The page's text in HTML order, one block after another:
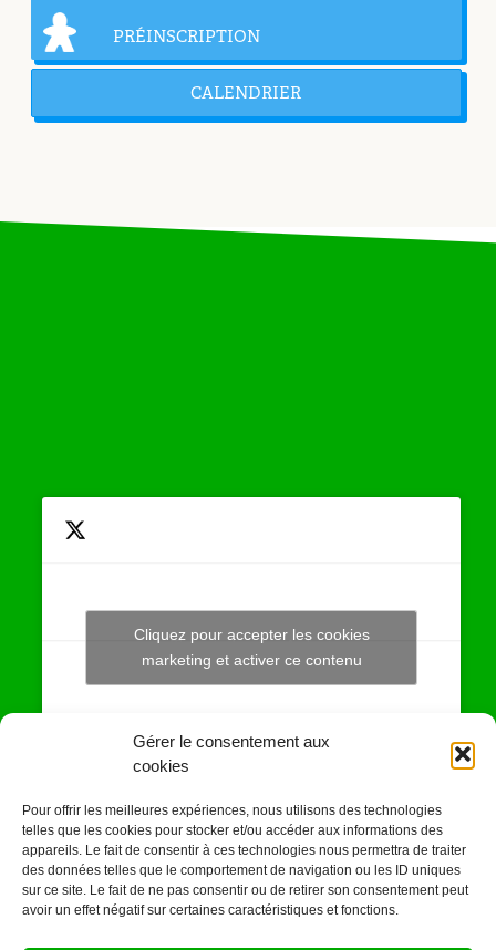
Gérer le consentement aux
cookies
Pour offrir les meilleures expériences, nous utilisons des technologies
telles que les cookies pour stocker et/ou accéder aux informations des
appareils. Le fait de consentir à ces technologies nous permettra de traiter
des données telles que le comportement de navigation ou les ID uniques
sur ce site. Le fait de ne pas consentir ou de retirer son consentement peut
avoir un effet négatif sur certaines caractéristiques et fonctions.
PRÉINSCRIPTION
CALENDRIER
Tweets by JeuAchat
Cliquez pour accepter les cookies
marketing et activer ce contenu
SUIVEZ-NOUS SUR
LES RESEAUX SOCIAUX